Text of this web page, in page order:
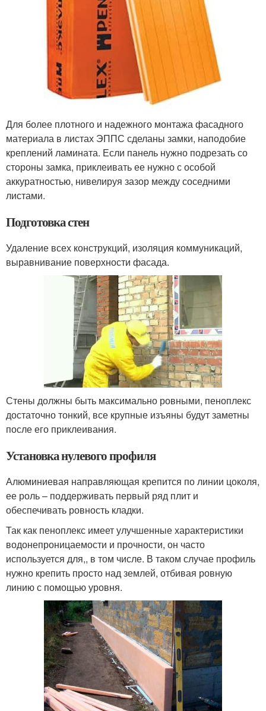
Для более плотного и надежного монтажа фасадного
материала в листах ЭППС сделаны замки, наподобие
креплений ламината. Если панель нужно подрезать со
стороны замка, приклеивать ее нужно с особой
аккуратностью, нивелируя зазор между соседними
листами.
Подготовка стен
Удаление всех конструкций, изоляция коммуникаций,
выравнивание поверхности фасада.
Стены должны быть максимально ровными, пеноплекс
достаточно тонкий, все крупные изъяны будут заметны
после его приклеивания.
Установка нулевого профиля
Алюминиевая направляющая крепится по линии цоколя,
ее роль – поддерживать первый ряд плит и
обеспечивать ровность кладки.
Так как пеноплекс имеет улучшенные характеристики
водонепроницаемости и прочности, он часто
используется для,, в том числе. В таком случае профиль
нужно крепить просто над землей, отбивая ровную
линию с помощью уровня.